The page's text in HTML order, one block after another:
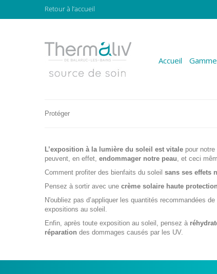
Retour à l’accueil
Accueil
Protéger
L’exposition à la lumière du soleil est vitale pour
peuvent, en effet, endommager notre peau, et ceci
Comment profiter des bienfaits du soleil sans ses effets
Pensez à sortir avec une crème solaire haute protection
N'oubliez pas d’appliquer les quantités recommandées
expositions au soleil.
Enfin, après toute exposition au soleil, pensez à
réparation des dommages causés par les UV.